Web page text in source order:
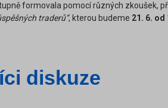
formovala pomocí různých zkoušek,
traderů”, kterou budeme 21. 6. od
diskuze